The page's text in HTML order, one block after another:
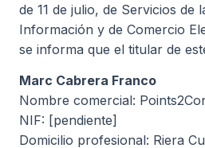
de 11 de julio, de Servicios de
Información y de Comercio
se informa que el titular de
Marc Cabrera Franco
Nombre comercial:
NIF: [pendiente]
Domicilio profesional: Riera